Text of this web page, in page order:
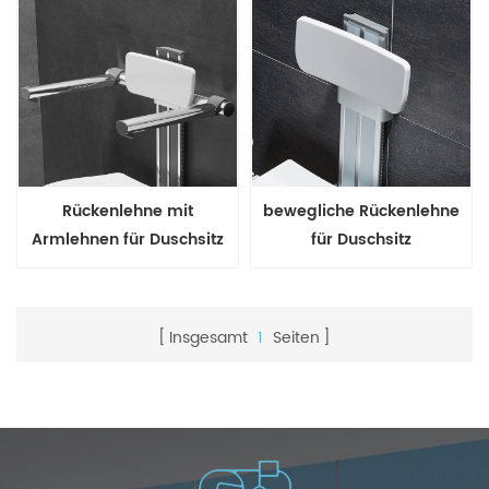
Rückenlehne mit
Armlehnen für Duschsitz
bewegliche Rückenlehne
für Duschsitz
Insgesamt 1 Seiten